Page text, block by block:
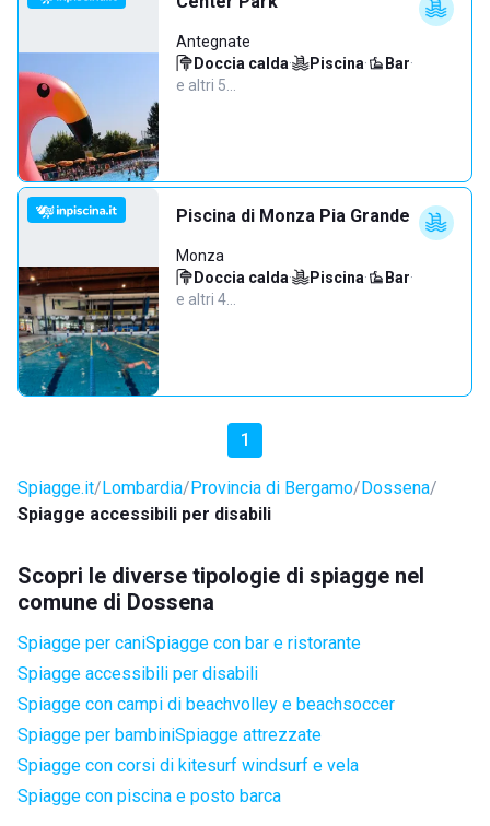
Antegnate
Doccia calda· Piscina· Bar·
e altri 5…
Piscina di Monza Pia Grande
Monza
Doccia calda· Piscina· Bar·
e altri 4…
1
Spiagge.it Lombardia Provincia di Bergamo Dossena
Spiagge accessibili per disabili
Scopri le diverse tipologie di spiagge nel
comune di Dossena
Spiagge per caniSpiagge con bar e ristorante
Spiagge accessibili per disabili
Spiagge con campi di beachvolley e beachsoccer
Spiagge per bambiniSpiagge attrezzate
Spiagge con corsi di kitesurf windsurf e vela
Spiagge con piscina e posto barca